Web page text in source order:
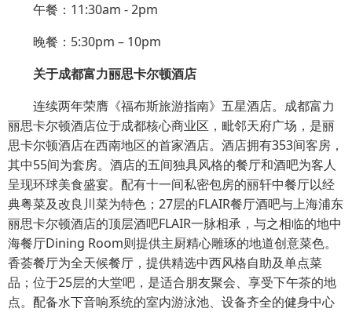
午餐：11:30am - 2pm
晚餐：5:30pm – 10pm
关于成都富力丽思卡尔顿酒店
连续两年荣膺《福布斯旅游指南》五星酒店。成都富力
丽思卡尔顿酒店位于成都核心商业区，毗邻天府广场，是丽
思卡尔顿酒店在西南地区的首家酒店。酒店拥有353间客房，
其中55间为套房。酒店的五间独具风格的餐厅和酒吧为客人
呈现环球美食盛宴。配有十一间私密包房的丽轩中餐厅以经
典粤菜及改良川菜为特色；27层的FLAIR餐厅酒吧与上海浦东
丽思卡尔顿酒店的顶层酒吧FLAIR一脉相承，与之相临的地中
海餐厅Dining Room则提供主厨精心雕琢的地道创意菜色。
香荟餐厅为全天候餐厅，提供精选中西风格自助及单点菜
品；位于25层的大堂吧，是适合朋友聚会、享受下午茶的地
点。配备水下音响系统的室内游泳池、设备齐全的健身中心